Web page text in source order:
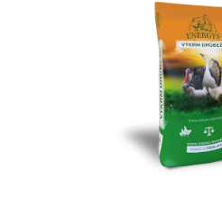
hvězdiček.